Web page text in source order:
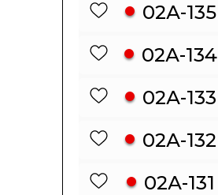
02А-135
02А-134
02А-133
02А-132
02А-131